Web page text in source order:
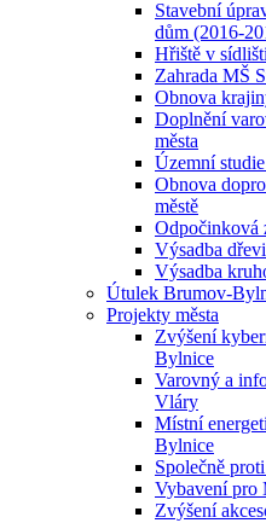
Stavební
dům (2016-
Hřiště v
Zahrada MŠ
Obnova
Doplnění
města
Územní
Obnova
městě
Odpočinková
Výsadba
Výsadba
Útulek Brumov-
Projekty města
Zvýšení
Bylnice
Varovný a
Vláry
Místní
Bylnice
Společně
Vybavení pro
Zvýšení